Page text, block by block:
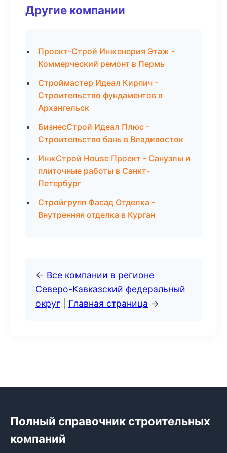
Другие компании
Проект-Строй Инженерия Этаж -
Коммерческий ремонт в Пермь
Строймастер Идеал Кирпич -
Строительство фундаментов в
Архангельск
БизнесСтрой Идеал Плюс -
Строительство бань в Владивосток
ИнжСтрой House Проект - Санузлы и
плиточные работы в Санкт-
Петербург
Стройгрупп Фасад Отделка -
Внутренняя отделка в Курган
← Все компании в регионе
Северо-Кавказский федеральный
округ
Главная страница →
Полный справочник строительных
компаний